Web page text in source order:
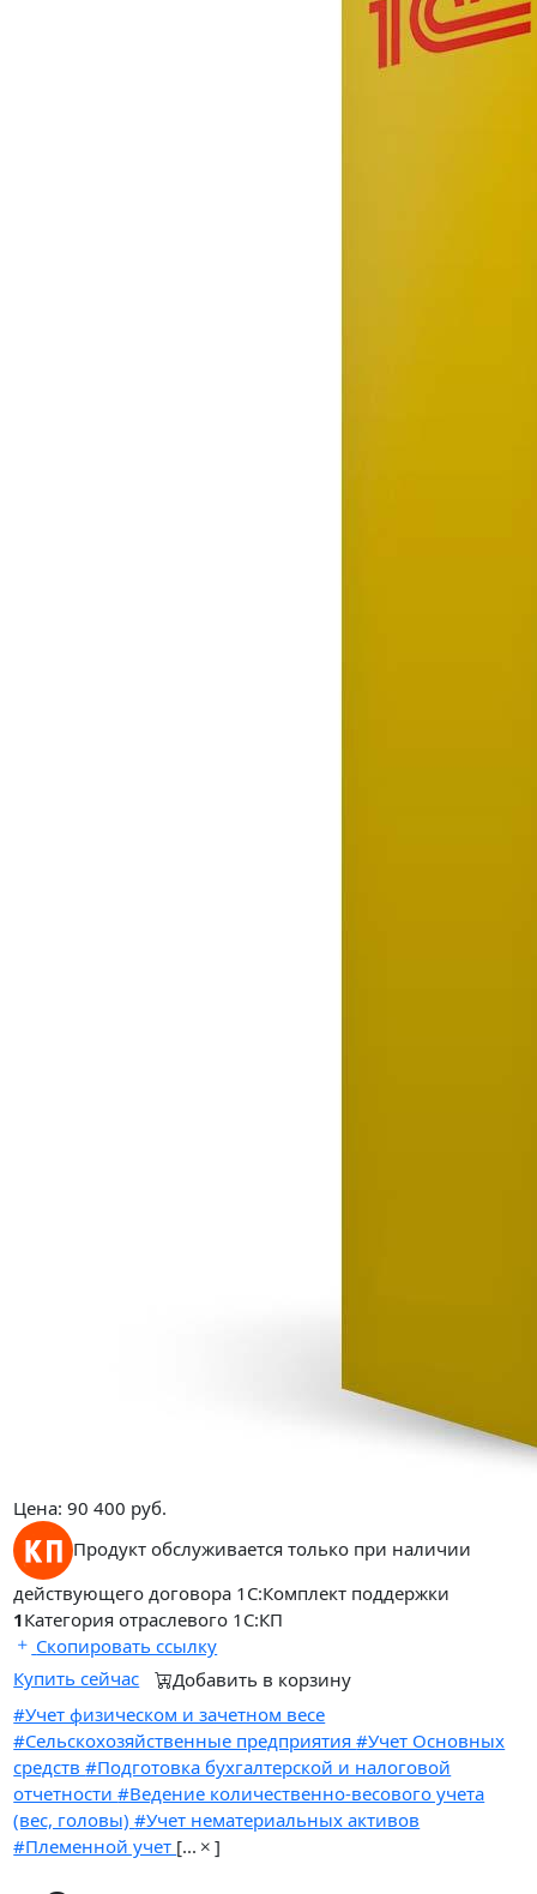
Цена:90 400 руб.
Продукт обслуживается только при наличии
действующего договора 1С:Комплект поддержки
1Категория отраслевого 1С:КП
Скопировать ссылку
Купить сейчас
Добавить в корзину
#Учет физическом и зачетном весе
#Сельскохозяйственные предприятия#Учет Основных
средств#Подготовка бухгалтерской и налоговой
отчетности#Ведение количественно-весового учета
(вес, головы)#Учет нематериальных активов
#Племенной учет [... ]